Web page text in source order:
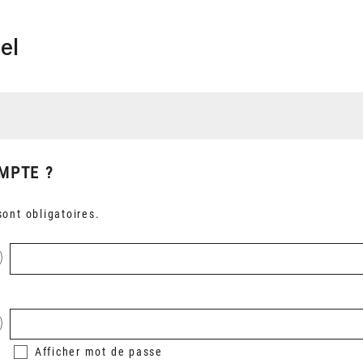
?
obligatoires.
Afficher mot de passe